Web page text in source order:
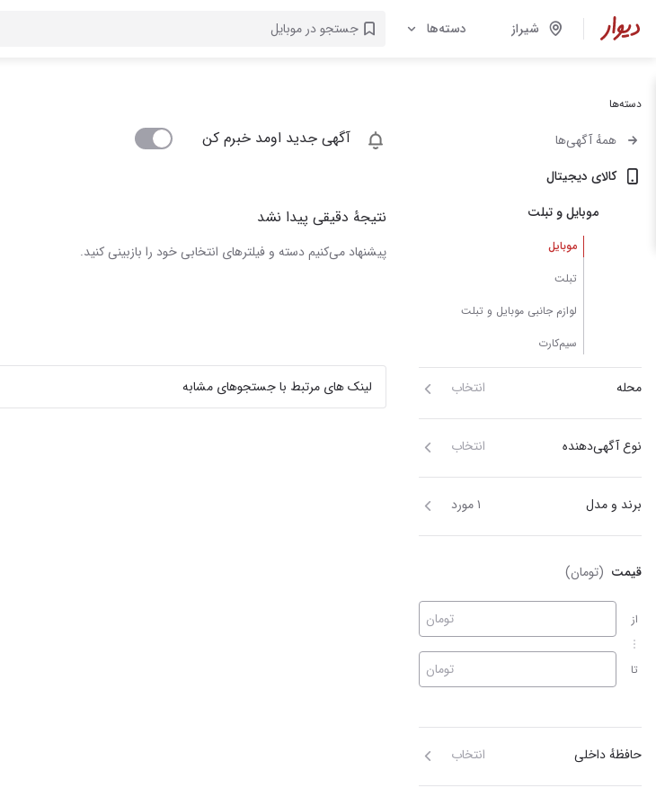
شیراز دسته‌ها
دسته‌ها
همهٔ آگهی‌ها
کالای دیجیتال
موبایل و تبلت
موبایل
تبلت
لوازم جانبی موبایل و تبلت
سیم‌کارت
محله انتخاب
نوع آگهی‌دهنده انتخاب
برند و مدل ۱ مورد
قیمت (تومان)
از
تا
تومان
تومان
حافظهٔ داخلی انتخاب
آگهی جدید اومد خبرم کن
نتیجهٔ دقیقی پیدا نشد
پیشنهاد می‌کنیم دسته و فیلترهای انتخابی خود را بازبینی کنید.
لینک های مرتبط با جستجوهای مشابه